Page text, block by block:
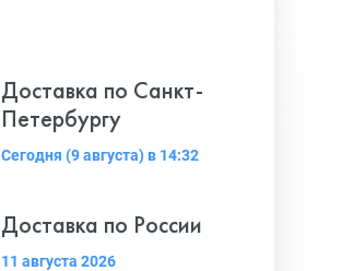
Доставка по Санкт-
Петербургу
Сегодня (9 августа) в 14:32
Доставка по России
11 августа 2026